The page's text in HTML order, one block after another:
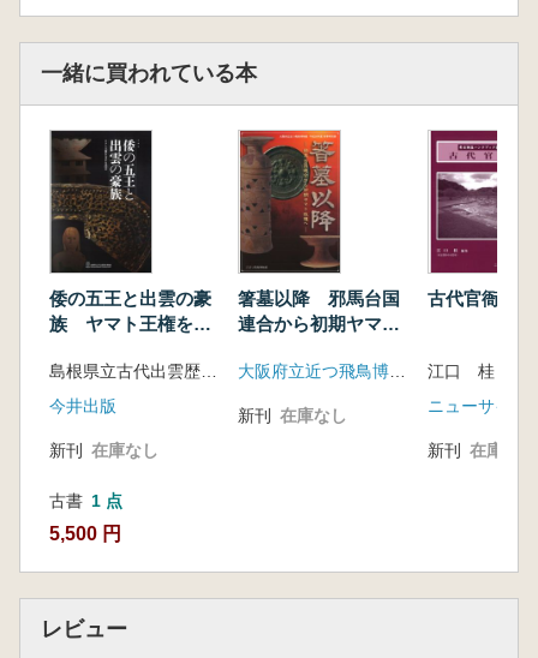
中世の海外交渉
コラム 宗像三女神信仰と寄物
コラム 宗像大社の南宋交易
第4章 三十六歌仙図扁額の美―近世の宗像大
社と福岡藩
コラム 三十六歌仙図扁額
コラム 福岡藩と田島社―近世の宗像大社
一緒に買われている本
倭の五王と出雲の豪
族 ヤマト王権を支
島根県立古代出雲歴史博物館 編
今井出版
新刊 在庫なし
古書 1 点
5,500 円
箸墓以降 邪馬台国
連合から初期ヤマト
大阪府立近つ飛鳥博物館
新刊 在庫なし
古代官衙
江口 桂 編
ニューサイエ
新刊 在庫なし
レビュー